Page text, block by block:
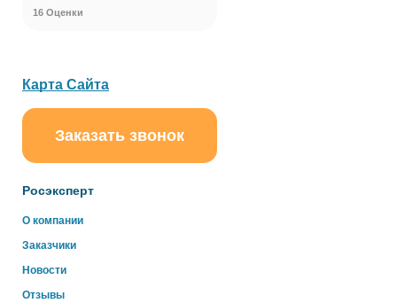
16 Оценки
Росэксперт
О компании
Заказчики
Новости
Отзывы
Карта Сайта
Заказать звонок
online
Здравствуйте!
Свяжитесь с нами через WhatsApp нажав на кнопку